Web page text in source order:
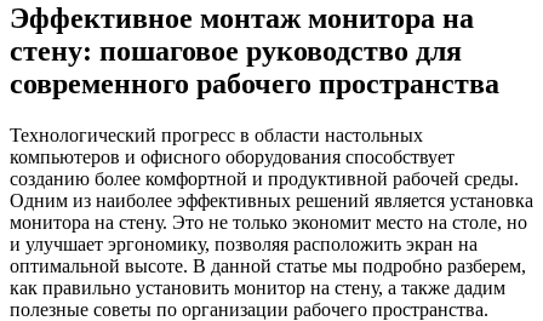
Эффективное монтаж монитора на
стену: пошаговое руководство для
современного рабочего пространства
Технологический прогресс в области настольных
компьютеров и офисного оборудования способствует
созданию более комфортной и продуктивной рабочей среды.
Одним из наиболее эффективных решений является установка
монитора на стену. Это не только экономит место на столе, но
и улучшает эргономику, позволяя расположить экран на
оптимальной высоте. В данной статье мы подробно разберем,
как правильно установить монитор на стену, а также дадим
полезные советы по организации рабочего пространства.